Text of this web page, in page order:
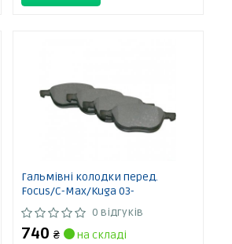
Гальмівні колодки перед.
Focus/C-Max/Kuga 03-
0 відгуків
740 ₴
на складі